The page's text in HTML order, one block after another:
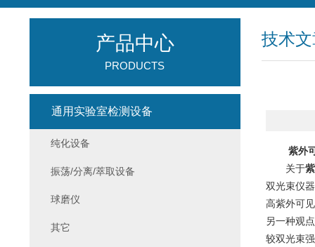
技术
紫外
关于
双光束仪
高紫外可
另一种观
较双光束
产品中心
PRODUCTS
通用实验室检测设备
纯化设备
振荡/分离/萃取设备
球磨仪
其它